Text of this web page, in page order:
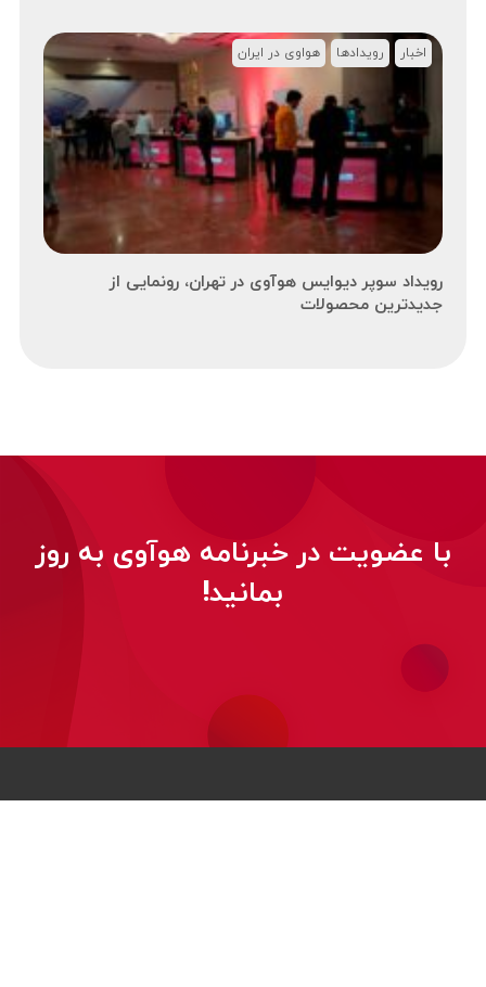
رویداد سوپر دیوایس هوآوی در تهران، رونمایی از
جدیدترین محصولات
اخبار رویدادها هواوی در ایران
با عضویت در خبرنامه هوآوی به روز
بمانید!